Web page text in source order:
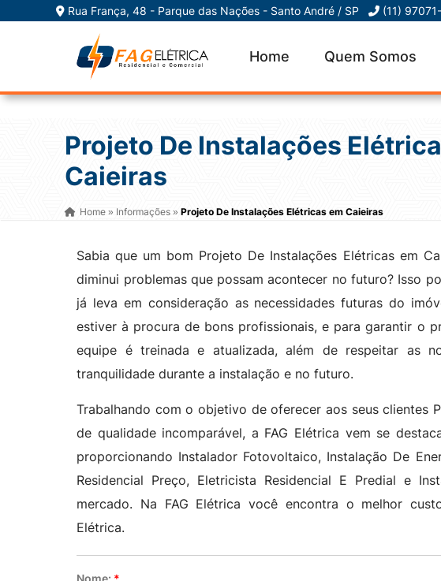
Rua França, 48 - Parque das Nações - Santo André / SP (11)
Home Quem Somos
Projeto De Instalações
Caieiras
Home » Informações » Projeto De Instalações Elétricas em Caieiras
Sabia que um bom Projeto De Instalações Elétricas em
diminui problemas que possam acontecer no futuro? Isso
já leva em consideração as necessidades futuras do
estiver à procura de bons profissionais, e para garantir o
equipe é treinada e atualizada, além de respeitar as
tranquilidade durante a instalação e no futuro.
Trabalhando com o objetivo de oferecer aos seus clientes
de qualidade incomparável, a FAG Elétrica vem se
proporcionando Instalador Fotovoltaico, Instalação De
Residencial Preço, Eletricista Residencial E Predial e
mercado. Na FAG Elétrica você encontra o melhor
Elétrica.
Nome: *